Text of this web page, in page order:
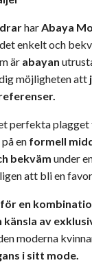
har Abaya
enkelt och
är abayan
möjligheten att
perfekta plagget
en formell
bekväm under
att bli en
en
av
moderna
i sitt mode.